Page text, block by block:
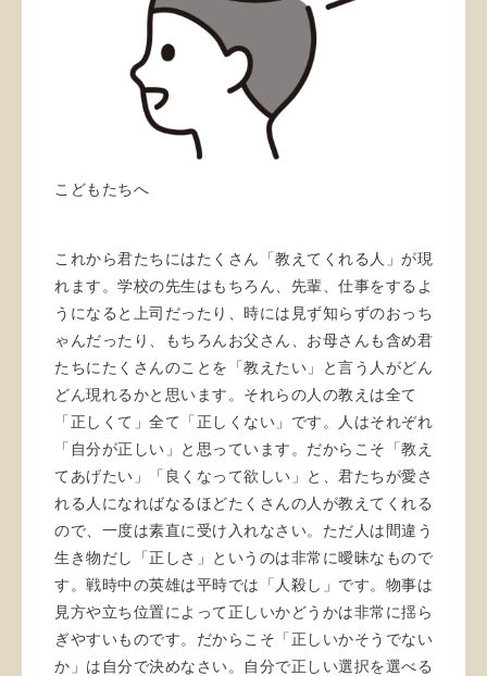
こどもたちへ
これから君たちにはたくさん「教えてくれる人」が現
れます。学校の先生はもちろん、先輩、仕事をするよ
うになると上司だったり、時には見ず知らずのおっち
ゃんだったり、もちろんお父さん、お母さんも含め君
たちにたくさんのことを「教えたい」と言う人がどん
どん現れるかと思います。それらの人の教えは全て
「正しくて」全て「正しくない」です。人はそれぞれ
「自分が正しい」と思っています。だからこそ「教え
てあげたい」「良くなって欲しい」と、君たちが愛さ
れる人になればなるほどたくさんの人が教えてくれる
ので、一度は素直に受け入れなさい。ただ人は間違う
生き物だし「正しさ」というのは非常に曖昧なもので
す。戦時中の英雄は平時では「人殺し」です。物事は
見方や立ち位置によって正しいかどうかは非常に揺ら
ぎやすいものです。だからこそ「正しいかそうでない
か」は自分で決めなさい。自分で正しい選択を選べる